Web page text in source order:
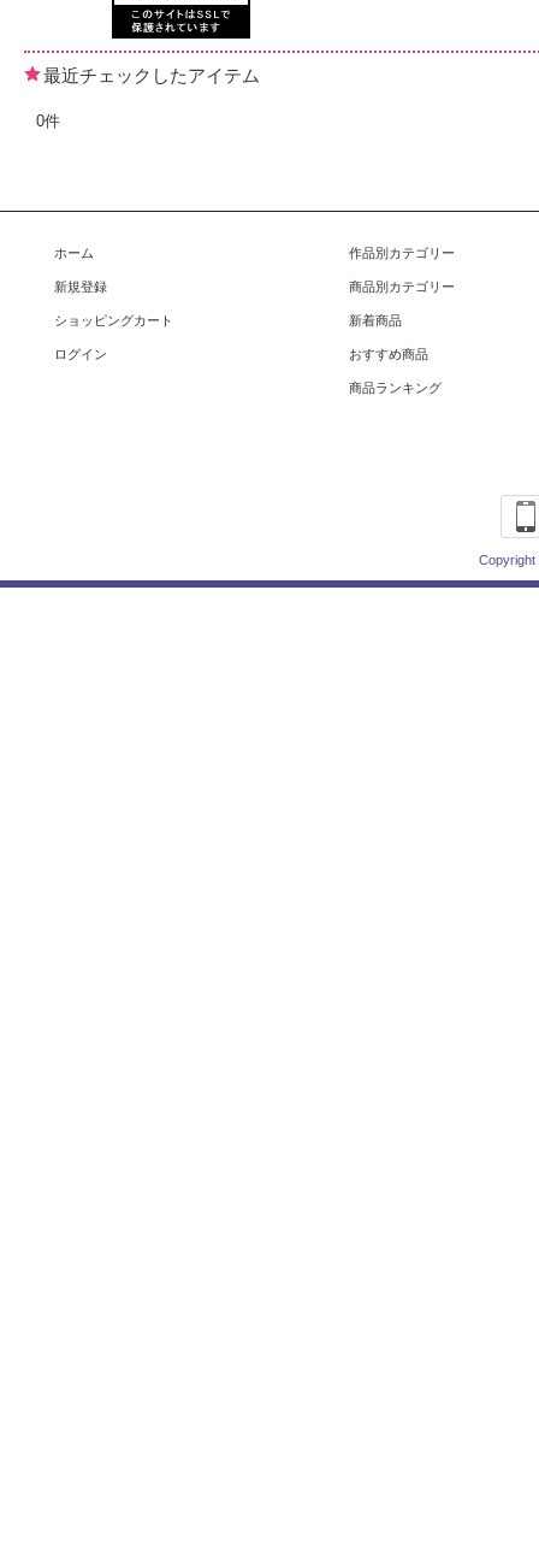
最近チェックしたアイテム
0件
ホーム
新規登録
ショッピングカート
ログイン
作品別カテゴリー
商品別カテゴリー
新着商品
おすすめ商品
商品ランキング
Copyright